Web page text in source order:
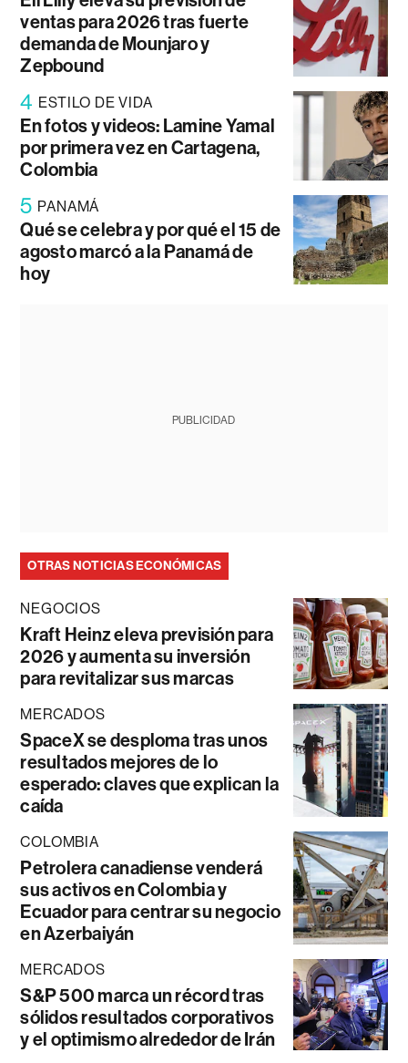
ventas para 2026 tras fuerte
demanda de Mounjaro y
Zepbound
4 ESTILO DE VIDA
En fotos y videos: Lamine Yamal
por primera vez en Cartagena,
Colombia
5 PANAMÁ
Qué se celebra y por qué el 15 de
agosto marcó a la Panamá de
hoy
PUBLICIDAD
OTRAS NOTICIAS ECONÓMICAS
NEGOCIOS
Kraft Heinz eleva previsión para
2026 y aumenta su inversión
para revitalizar sus marcas
MERCADOS
SpaceX se desploma tras unos
resultados mejores de lo
esperado: claves que explican la
caída
COLOMBIA
Petrolera canadiense venderá
sus activos en Colombia y
Ecuador para centrar su negocio
en Azerbaiyán
MERCADOS
S&P 500 marca un récord tras
sólidos resultados corporativos
y el optimismo alrededor de Irán